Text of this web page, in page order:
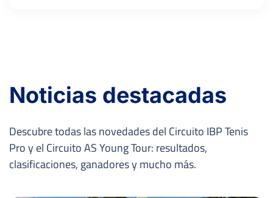
Noticias destacadas
Descubre todas las novedades del Circuito IBP Tenis
Pro y el Circuito AS Young Tour: resultados,
clasificaciones, ganadores y mucho más.